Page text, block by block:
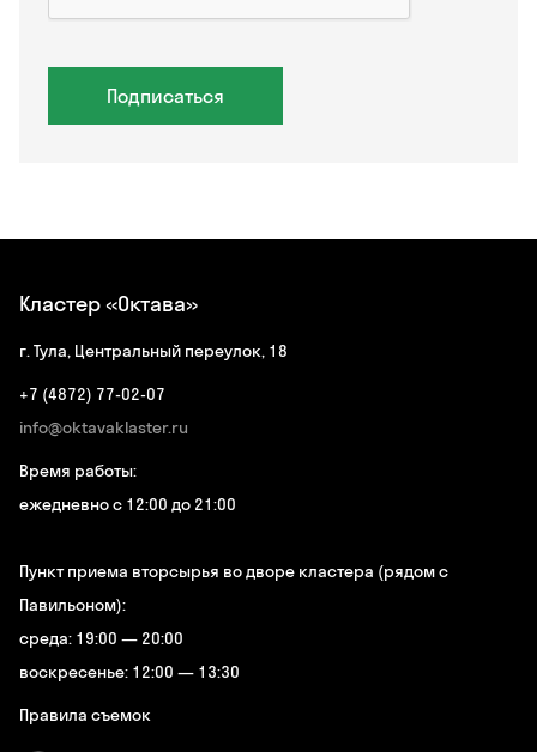
Подписаться
Кластер «Октава»
г. Тула, Центральный переулок, 18
+7 (4872) 77-02-07
info@oktavaklaster.ru
Время работы:
ежедневно с 12:00 до 21:00
Пункт приема вторсырья во дворе кластера (рядом с
Павильоном):
среда: 19:00 — 20:00
воскресенье: 12:00 — 13:30
Правила съемок